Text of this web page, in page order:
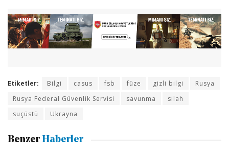
Etiketler: Bilgi casus fsb füze gizli bilgi
Rusya
Rusya Federal Güvenlik Servisi
savunma
silah
suçüstü
Ukrayna
Benzer Haberler